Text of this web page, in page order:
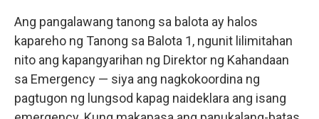
Ang pangalawang tanong sa balota ay halos
kapareho ng Tanong sa Balota 1, ngunit lilimitahan
nito ang kapangyarihan ng Direktor ng Kahandaan
sa Emergency — siya ang nagkokoordina ng
pagtugon ng lungsod kapag naideklara ang isang